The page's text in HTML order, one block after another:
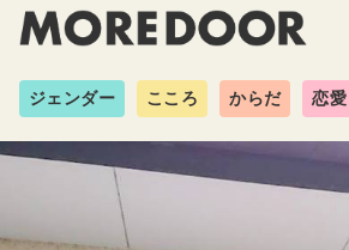
ジェンダー こころ からだ 恋愛